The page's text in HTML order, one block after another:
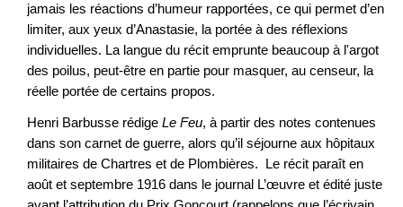
jamais les réactions d’humeur rapportées, ce qui permet d’en
limiter, aux yeux d’Anastasie, la portée à des réflexions
individuelles. La langue du récit emprunte beaucoup à l'argot
des poilus, peut-être en partie pour masquer, au censeur, la
réelle portée de certains propos.
Henri Barbusse rédige Le Feu, à partir des notes contenues
dans son carnet de guerre, alors qu’il séjourne aux hôpitaux
militaires de Chartres et de Plombières. Le récit paraît en
août et septembre 1916 dans le journal L’œuvre et édité juste